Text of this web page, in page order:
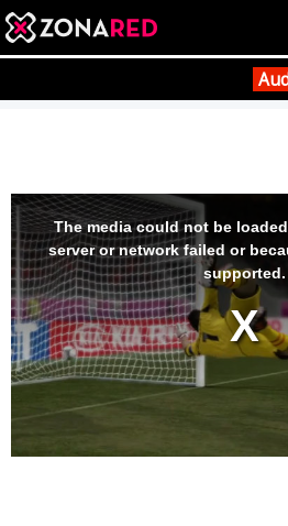
{literal}{/
HOME
NOTICIAS
OPINIÓN
REPORTAJES
AVANCES
TRUCOS
Tráiler lanzamiento
This
a
modal
window.
The media could not be
server or network failed or
supported.